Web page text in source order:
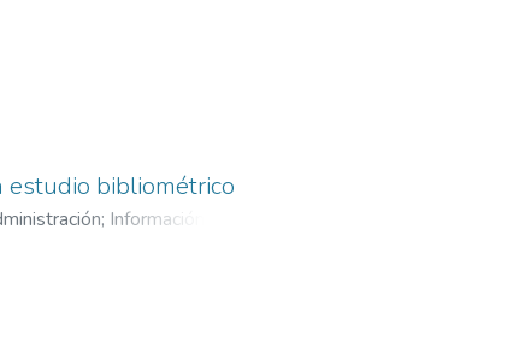
estudio bibliométrico
; Información y